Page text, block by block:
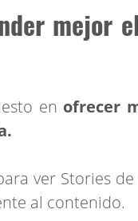
mejor
en ofrecer
ver Stories
al contenido.